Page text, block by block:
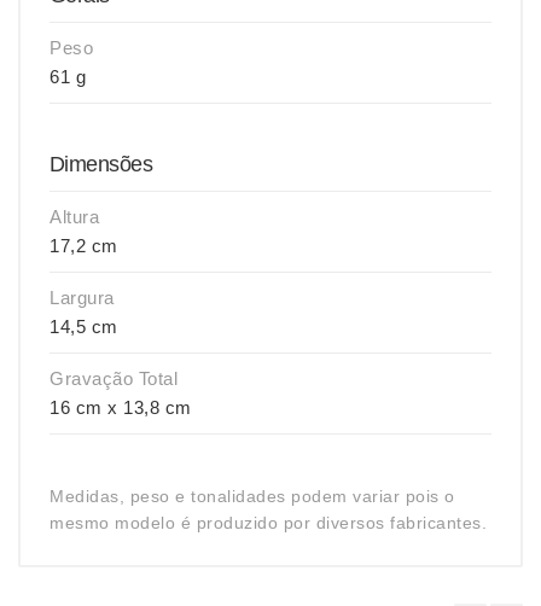
Peso
61 g
Dimensões
Altura
17,2 cm
Largura
14,5 cm
Gravação Total
16 cm x 13,8 cm
Medidas, peso e tonalidades podem variar pois o
mesmo modelo é produzido por diversos fabricantes.